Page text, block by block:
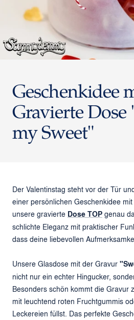
Geschenkidee
Gravierte Dose
my Sweet"
Der Valentinstag steht vor der Tür
einer persönlichen Geschenkidee
unsere gravierte Dose TOP genau
schlichte Eleganz mit praktischer
dass deine liebevollen
Unsere Glasdose mit der Gravur
nicht nur ein echter Hingucker,
Besonders schön kommt die Gravur
mit leuchtend roten Fruchtgummis
Leckereien füllst. Das perfekte